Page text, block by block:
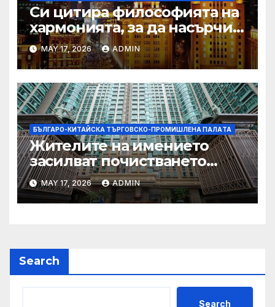
Си цитира философията на
хармонията, за да насърчи
съжителството между
Китай и САЩ
MAY 17, 2026 ADMIN
БЪЛГАРО-КИТАЙСКА ТЪРГОВСКО-ПРОМИШЛЕНА ПАЛAТА
Жителите на имението
засилват почистването
след първия случай на
хепатит на плъхове в града
тази година
MAY 17, 2026 ADMIN
Search
Search